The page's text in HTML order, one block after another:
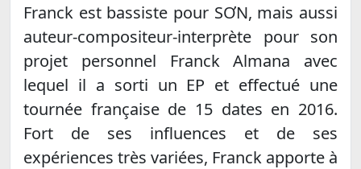
Franck est bassiste pour SƠN, mais aussi
auteur-compositeur-interprète pour son
projet personnel Franck Almana avec
lequel il a sorti un EP et effectué une
tournée française de 15 dates en 2016.
Fort de ses influences et de ses
expériences très variées, Franck apporte à